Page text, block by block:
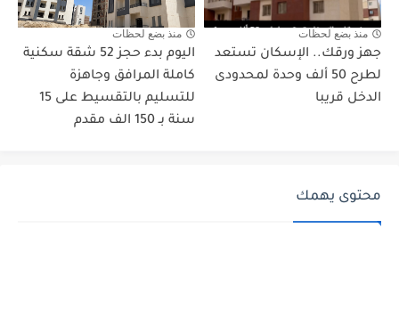
منذ بضع لحظات
جهز ورقك.. الإسكان تستعد
لطرح 50 ألف وحدة لمحدودى
الدخل قريبا
منذ بضع لحظات
اليوم بدء حجز 52 شقة سكنية
كاملة المرافق وجاهزة
للتسليم بالتقسيط على 15
سنة بـ 150 الف مقدم
محتوى يهمك